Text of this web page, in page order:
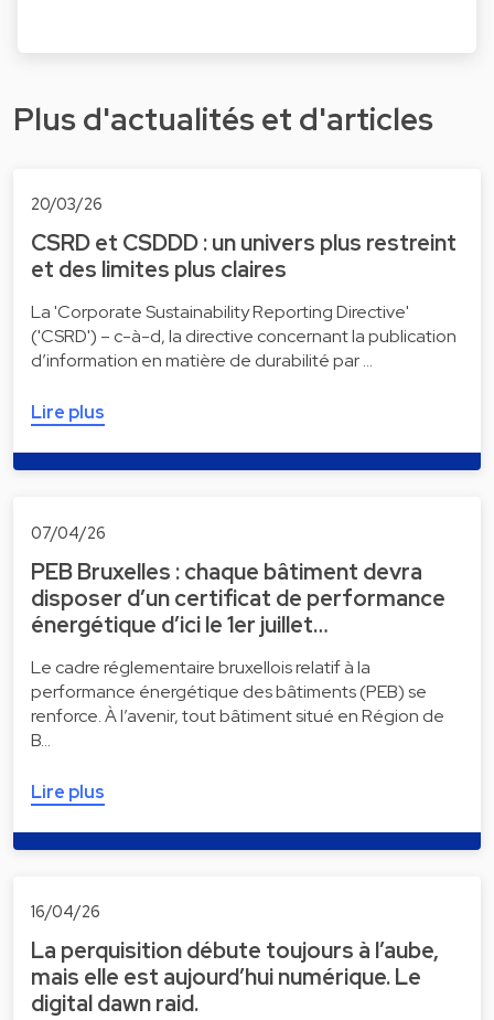
Plus d'actualités et d'articles
20/03/26
CSRD et CSDDD : un univers plus restreint
et des limites plus claires
La 'Corporate Sustainability Reporting Directive'
('CSRD') – c-à-d, la directive concernant la publication
d’information en matière de durabilité par …
Lire plus
07/04/26
PEB Bruxelles : chaque bâtiment devra
disposer d’un certificat de performance
énergétique d’ici le 1er juillet…
Le cadre réglementaire bruxellois relatif à la
performance énergétique des bâtiments (PEB) se
renforce. À l’avenir, tout bâtiment situé en Région de
B…
Lire plus
16/04/26
La perquisition débute toujours à l’aube,
mais elle est aujourd’hui numérique. Le
digital dawn raid.